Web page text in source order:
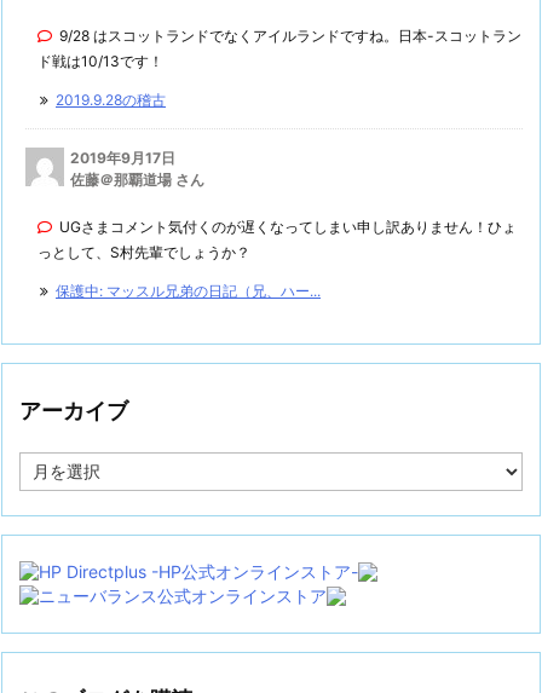
9/28 はスコットランドでなくアイルランドですね。日本-スコットラン
ド戦は10/13です！
2019.9.28の稽古
2019年9月17日
佐藤＠那覇道場 さん
UGさまコメント気付くのが遅くなってしまい申し訳ありません！ひょ
っとして、S村先輩でしょうか？
保護中: マッスル兄弟の日記（兄、ハー...
アーカイブ
ー
イ